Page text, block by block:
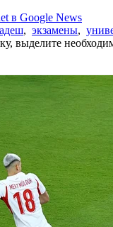
в Google News
, экзамены,
выделите